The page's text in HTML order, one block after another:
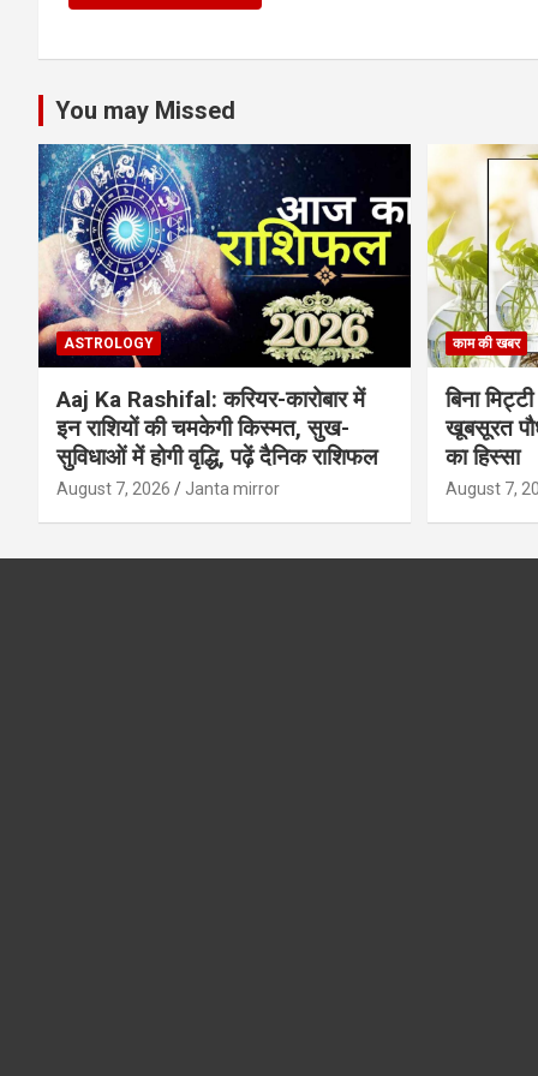
You may Missed
ASTROLOGY
Aaj Ka Rashifal: करियर-कारोबार में
इन राशियों की चमकेगी किस्मत, सुख-
सुविधाओं में होगी वृद्धि, पढ़ें दैनिक राशिफल
August 7, 2026 Janta mirror
काम की खबर
बिना
खूबसूरत
का हिस्‍सा
August 7,